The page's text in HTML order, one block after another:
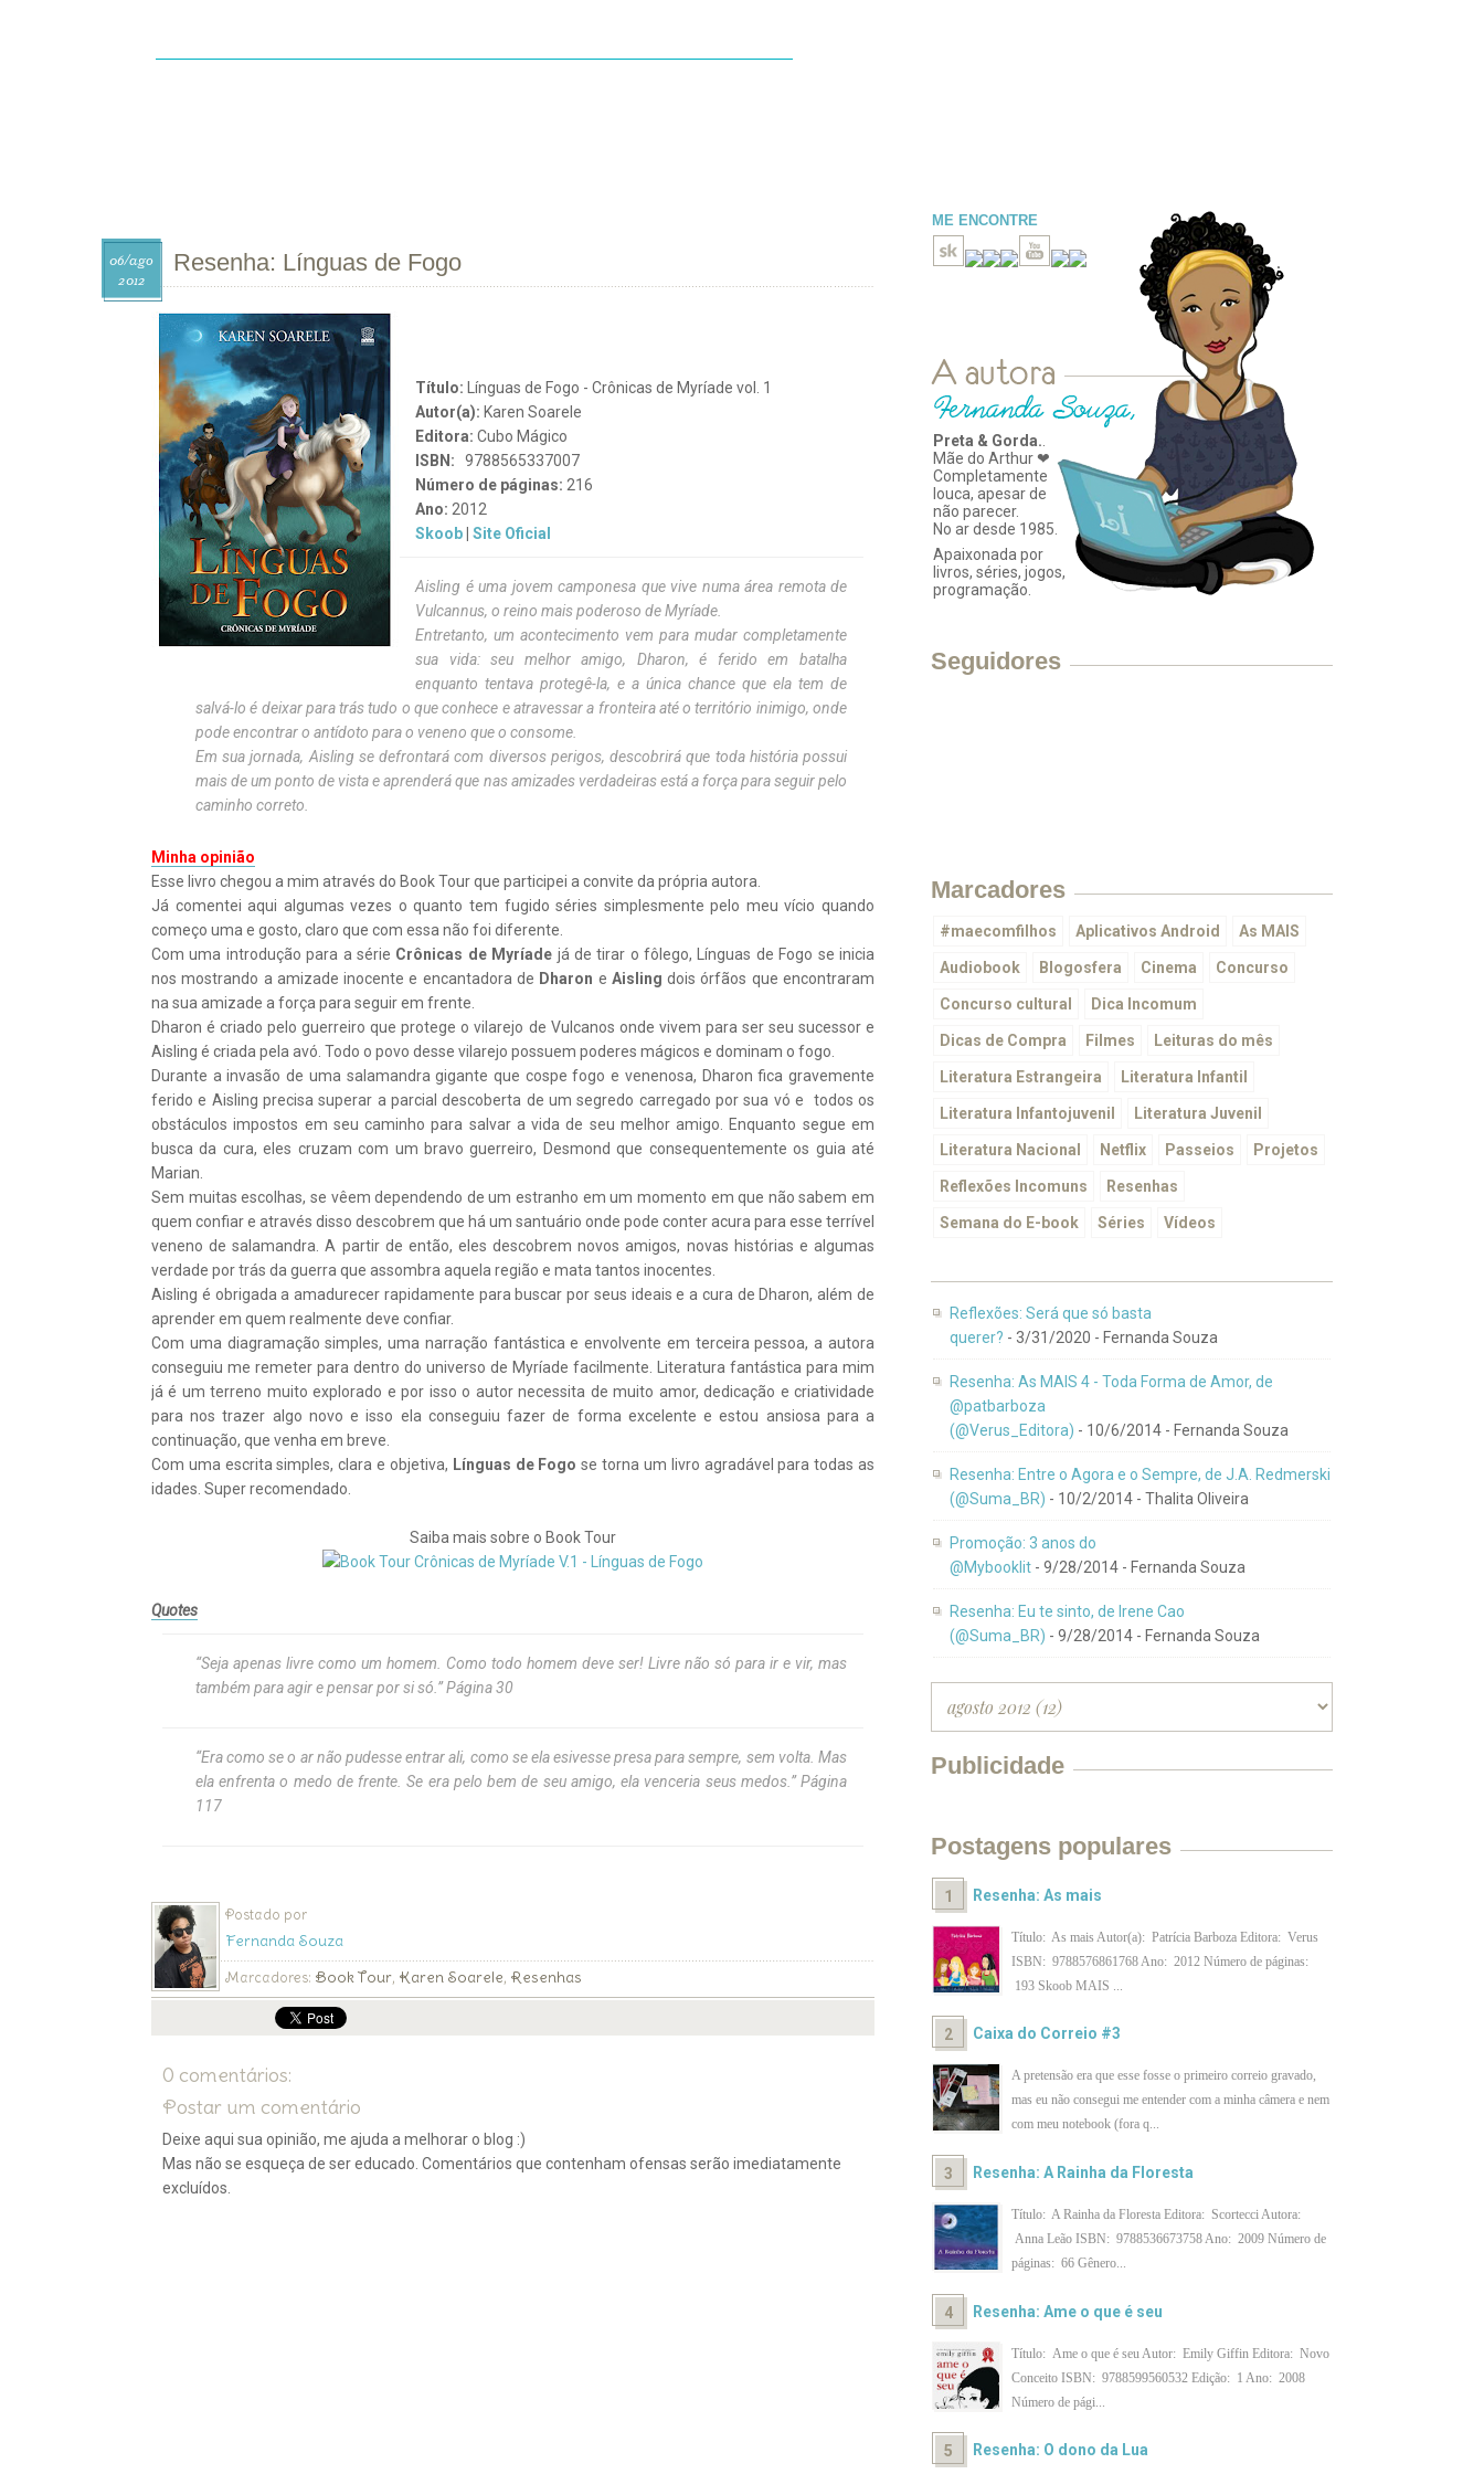
Resenha: Línguas de Fogo
06/ago
2012
Título: Línguas de Fogo - Crônicas de Myríade vol. 1
Autor(a): Karen Soarele
Editora: Cubo Mágico
ISBN:
9788565337007
Número de páginas: 216
Ano: 2012
Skoob Site Oficial
Aisling é uma jovem camponesa que vive numa área remota de
Vulcannus, o reino mais poderoso de Myríade.
Entretanto, um acontecimento vem para mudar completamente
sua vida: seu melhor amigo, Dharon, é ferido em batalha
enquanto tentava protegê-la, e a única chance que ela tem de
salvá-lo é deixar para trás tudo o que conhece e atravessar a fronteira até o território inimigo, onde
pode encontrar o antídoto para o veneno que o consome.
Em sua jornada, Aisling se defrontará com diversos perigos, descobrirá que toda história possui
mais de um ponto de vista e aprenderá que nas amizades verdadeiras está a força para seguir pelo
caminho correto.
Minha opinião
Esse livro chegou a mim através do Book Tour que participei a convite da própria autora.
Já comentei aqui algumas vezes o quanto tem fugido séries simplesmente pelo meu vício quando
começo uma e gosto, claro que com essa não foi diferente.
Com uma introdução para a série Crônicas de Myríade já de tirar o fôlego, Línguas de Fogo se inicia
nos mostrando a amizade inocente e encantadora de Dharon e Aislingdois órfãos que encontraram
na sua amizade a força para seguir em frente.
Dharon é criado pelo guerreiro que protege o vilarejo de Vulcanos onde vivem para ser seu sucessor e
Aisling é criada pela avó. Todo o povo desse vilarejo possuem poderes mágicos e dominam o fogo.
Durante a invasão de uma salamandra gigante que cospe fogo e venenosa, Dharon fica gravemente
ferido e Aisling precisa superar a parcial descoberta de um segredo carregado por sua vó e todos os
obstáculos impostos em seu caminho para salvar a vida de seu melhor amigo. Enquanto segue em
busca da cura, eles cruzam com um bravo guerreiro, Desmond que consequentemente os guia até
Marian.
Sem muitas escolhas, se vêem dependendo de um estranho em um momento em que não sabem em
quem confiar e através disso descobrem que há um santuário onde pode conter acura para esse terrível
veneno de salamandra. A partir de então, eles descobrem novos amigos, novas histórias e algumas
verdade por trás da guerra que assombra aquela região e mata tantos inocentes.
Aisling é obrigada a amadurecer rapidamente para buscar por seus ideais e a cura de Dharon, além de
aprender em quem realmente deve confiar.
Com uma diagramação simples, uma narração fantástica e envolvente em terceira pessoa, a autora
conseguiu me remeter para dentro do universo de Myríade facilmente. Literatura fantástica para mim
já é um terreno muito explorado e por isso o autor necessita de muito amor, dedicação e criatividade
para nos trazer algo novo e isso ela conseguiu fazer de forma excelente e estou ansiosa para a
continuação, que venha em breve.
Com uma escrita simples, clara e objetiva, Línguas de Fogose torna um livro agradável para todas as
idades. Super recomendado.
Saiba mais sobre o Book Tour
Quotes
“Seja apenas livre como um homem. Como todo homem deve ser! Livre não só para ir e vir, mas
também para agir e pensar por si só.” Página 30
“Era como se o ar não pudesse entrar ali, como se ela esivesse presa para sempre, sem volta. Mas
ela enfrenta o medo de frente. Se era pelo bem de seu amigo, ela venceria seus medos.” Página
117
Postado por
Fernanda Souza
Marcadores: Book Tour, Karen Soarele, Resenhas
0 comentários:
Postar um comentário
Deixe aqui sua opinião, me ajuda a melhorar o blog :)
Mas não se esqueça de ser educado. Comentários que contenham ofensas serão imediatamente
excluídos.
ME ENCONTRE
Preta & Gorda.
Mãe do Arthur ❤
Completamente
louca, apesar de
não parecer.
No ar desde 1985.
Apaixonada por
livros, séries, jogos,
programação.
Seguidores
Marcadores
#maecomfilhos Aplicativos Android As MAIS
Audiobook Blogosfera Cinema Concurso
Concurso cultural Dica Incomum
Dicas de Compra Filmes Leituras do mês
Literatura Estrangeira Literatura Infantil
Literatura Infantojuvenil Literatura Juvenil
Literatura Nacional Netflix Passeios Projetos
Reflexões Incomuns Resenhas
Semana do E-book Séries Vídeos
Reflexões: Será que só basta
querer? - 3/31/2020 - Fernanda Souza
Resenha: As MAIS 4 - Toda Forma de Amor, de
@patbarboza
(@Verus_Editora) - 10/6/2014 - Fernanda Souza
Resenha: Entre o Agora e o Sempre, de J.A. Redmerski
(@Suma_BR) - 10/2/2014 - Thalita Oliveira
Promoção: 3 anos do
@Mybooklit - 9/28/2014 - Fernanda Souza
Resenha: Eu te sinto, de Irene Cao
(@Suma_BR) - 9/28/2014 - Fernanda Souza
Publicidade
Postagens populares
Resenha: As mais
Título: As mais Autor(a): Patrícia Barboza Editora: Verus
ISBN: 9788576861768 Ano: 2012 Número de páginas:
193 Skoob MAIS ...
Caixa do Correio #3
A pretensão era que esse fosse o primeiro correio gravado,
mas eu não consegui me entender com a minha câmera e nem
com meu notebook (fora q...
Resenha: A Rainha da Floresta
Título: A Rainha da Floresta Editora: Scortecci Autora:
Anna Leão ISBN: 9788536673758 Ano: 2009 Número de
páginas: 66 Gênero...
Resenha: Ame o que é seu
Título: Ame o que é seu Autor: Emily Giffin Editora: Novo
Conceito ISBN: 9788599560532 Edição: 1 Ano: 2008
Número de pági...
Resenha: O dono da Lua